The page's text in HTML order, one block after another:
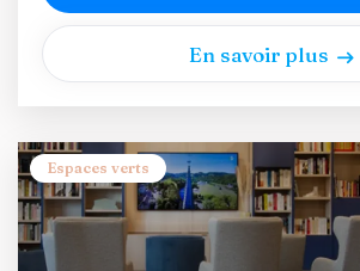
En savoir plus
Espaces verts